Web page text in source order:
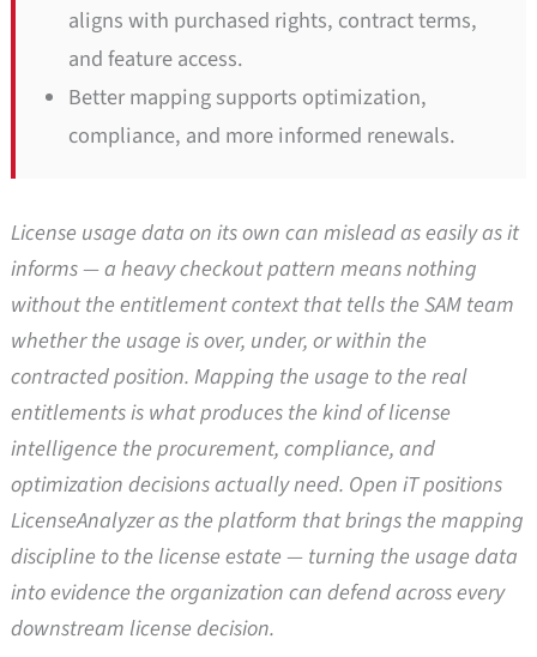
aligns with purchased rights, contract terms,
and feature access.
Better mapping supports optimization,
compliance, and more informed renewals.
License usage data on its own can mislead as easily as it
informs — a heavy checkout pattern means nothing
without the entitlement context that tells the SAM team
whether the usage is over, under, or within the
contracted position. Mapping the usage to the real
entitlements is what produces the kind of license
intelligence the procurement, compliance, and
optimization decisions actually need. Open iT positions
LicenseAnalyzer as the platform that brings the mapping
discipline to the license estate — turning the usage data
into evidence the organization can defend across every
downstream license decision.